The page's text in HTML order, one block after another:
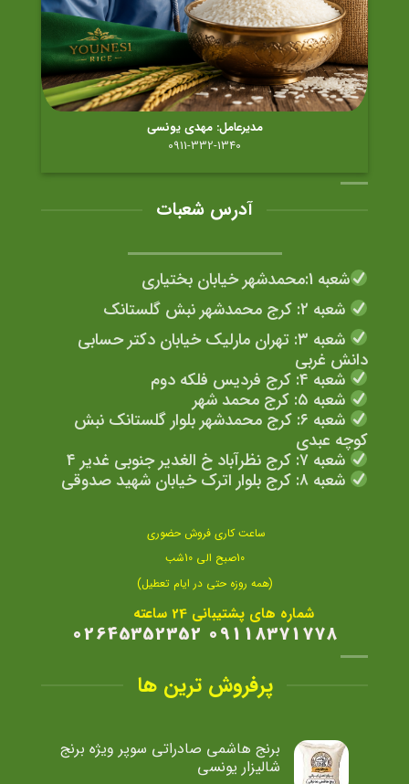
مدیرعامل: مهدی یونسی
0911-332-1340
آدرس شعبات
شعبه 1:محمدشهر خیابان بختیاری
شعبه ۲: کرج محمدشهر نبش گلستانک
شعبه ۳: تهران مارلیک خیابان دکتر حسابی
دانش غربی
شعبه ۴: کرج فردیس فلکه دوم
شعبه ۵: کرج محمد شهر
شعبه ۶: کرج محمدشهر بلوار گلستانک نبش
کوچه عبدی
شعبه ۷: کرج نظرآباد خ الغدیر جنوبی غدیر ۴
شعبه ۸: کرج بلوار اترک خیابان شهید صدوقی
ساعت کاری فروش حضوری
10صبح الی 10شب
(همه روزه حتی در ایام تعطیل)
شماره های پشتیبانی 24 ساعته
09118371778 02645352352
پرفروش ترین ها
برنج هاشمی صادراتی سوپر ویژه برنج
شالیزار یونسی